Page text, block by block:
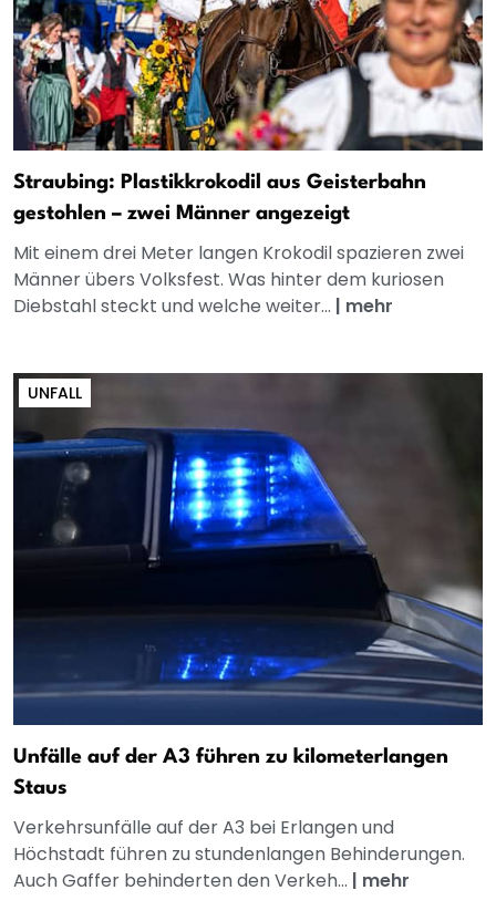
Straubing: Plastikkrokodil aus Geisterbahn
gestohlen – zwei Männer angezeigt
Mit einem drei Meter langen Krokodil spazieren zwei
Männer übers Volksfest. Was hinter dem kuriosen
Diebstahl steckt und welche weiter... | mehr
UNFALL
Unfälle auf der A3 führen zu kilometerlangen
Staus
Verkehrsunfälle auf der A3 bei Erlangen und
Höchstadt führen zu stundenlangen Behinderungen.
Auch Gaffer behinderten den Verkeh... | mehr